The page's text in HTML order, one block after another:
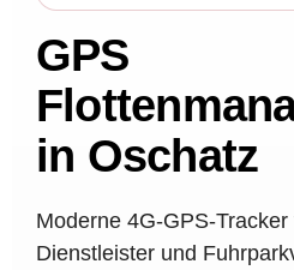
GPS
in Oschatz
Moderne 4G-GPS-
Dienstleister und